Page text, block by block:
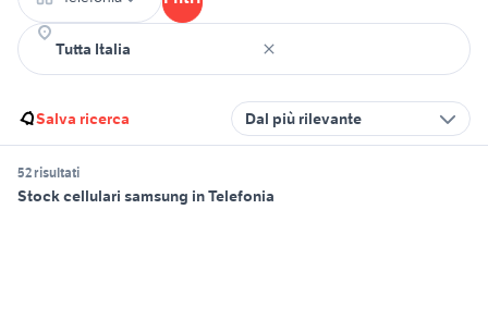
Salva ricerca Dal più rilevante
52 risultati
Stock cellulari samsung in Telefonia